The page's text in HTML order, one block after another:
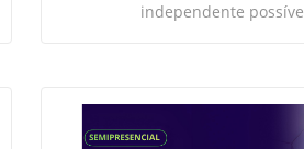
independente